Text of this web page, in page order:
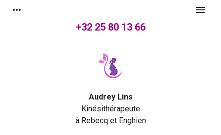
more_horiz
menu
+32 25 80 13 66
Audrey Lins
Kinésithérapeute
à Rebecq et Enghien